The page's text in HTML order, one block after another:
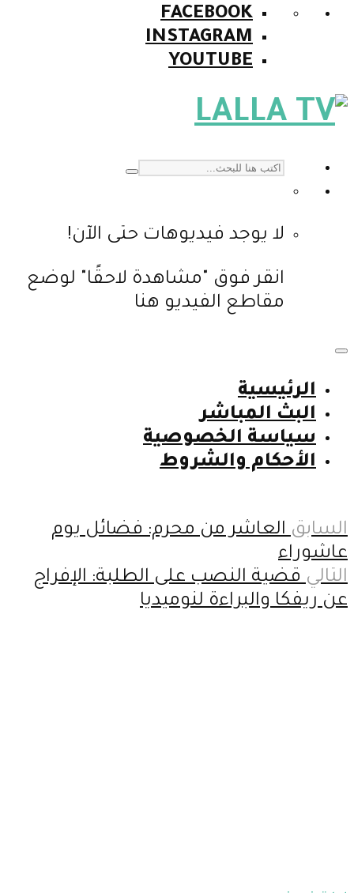
FACEBOOK
INSTAGRAM
YOUTUBE
لا يوجد فيديوهات حتى الآن!
انقر فوق "مشاهدة لاحقًا" لوضع
مقاطع الفيديو هنا
الرئيسية
البث المباشر
سياسة الخصوصية
الأحكام والشروط
السابق العاشر من محرم: فضائل يوم
عاشوراء
التالي قضية النصب على الطلبة: الإفراج
عن ريفكا والبراءة لنوميديا